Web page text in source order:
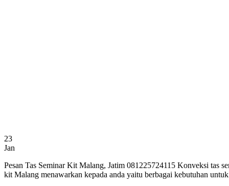
23
Jan
Pesan Tas Seminar Kit Malang, Jatim 081225724115 Konveksi tas
kit Malang menawarkan kepada anda yaitu berbagai kebutuhan